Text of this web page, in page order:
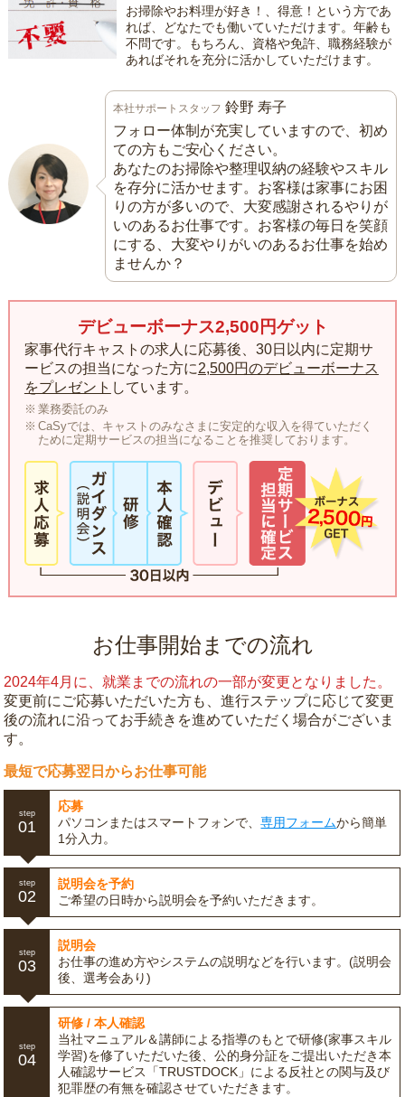
お掃除やお料理が好き！、得意！という方であ
れば、どなたでも働いていただけます。年齢も
不問です。もちろん、資格や免許、職務経験が
あればそれを充分に活かしていただけます。
本社サポートスタッフ 鈴野 寿子
フォロー体制が充実していますので、初め
ての方もご安心ください。
あなたのお掃除や整理収納の経験やスキル
を存分に活かせます。お客様は家事にお困
りの方が多いので、大変感謝されるやりが
いのあるお仕事です。お客様の毎日を笑顔
にする、大変やりがいのあるお仕事を始め
ませんか？
デビューボーナス2,500円ゲット
家事代行キャストの求人に応募後、30日以内に定期サ
ービスの担当になった方に2,500円のデビューボーナス
をプレゼント しています。
業務委託のみ
CaSyでは、キャストのみなさまに安定的な収入を得ていただく
ために定期サービスの担当になることを推奨しております。
お仕事開始までの流れ
2024年4月に、就業までの流れの一部が変更となりました。
変更前にご応募いただいた方も、進行ステップに応じて変更
後の流れに沿ってお手続きを進めていただく場合がございま
す。
最短で応募翌日からお仕事可能
step
01
応募
パソコンまたはスマートフォンで、専用フォームから簡単
1分入力。
step
02
説明会を予約
ご希望の日時から説明会を予約いただきます。
step
03
説明会
お仕事の進め方やシステムの説明などを行います。(説明会
後、選考会あり)
step
04
研修 / 本人確認
当社マニュアル＆講師による指導のもとで研修(家事スキル
学習)を修了いただいた後、公的身分証をご提出いただき本
人確認サービス「TRUSTDOCK」による反社との関与及び
犯罪歴の有無を確認させていただきます。